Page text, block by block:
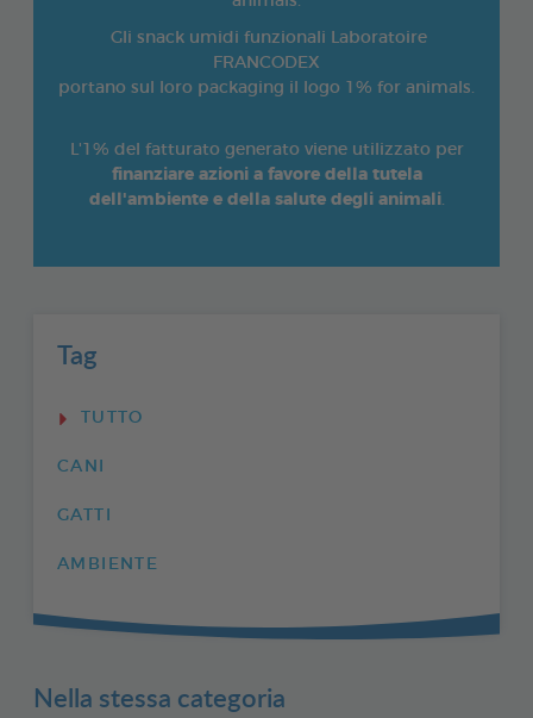
Gli snack umidi funzionali Laboratoire
FRANCODEX
portano sul loro packaging il logo 1% for animals.
L'1% del fatturato generato viene utilizzato per
finanziare azioni a favore della tutela
dell'ambiente e della salute degli animali.
Tag
TUTTO
CANI
GATTI
AMBIENTE
Nella stessa categoria